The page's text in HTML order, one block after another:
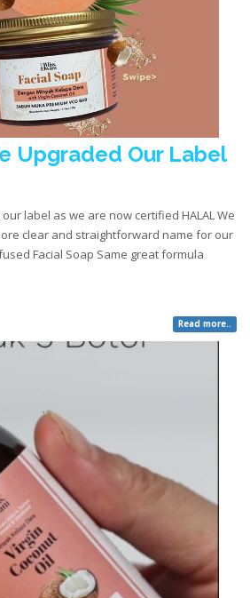
Upgraded Our Label
label as we are now certified HALAL We
clear and straightforward name for our
Facial Soap Same great formula
Read more..